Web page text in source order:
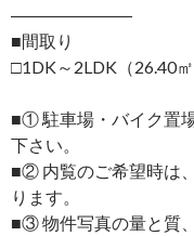
―――――――
■間取り
□1DK～2LDK（26.40㎡
■① 駐車場・バイク置
下さい。
■② 内覧のご希望時は
ります。
■③ 物件写真の量と質